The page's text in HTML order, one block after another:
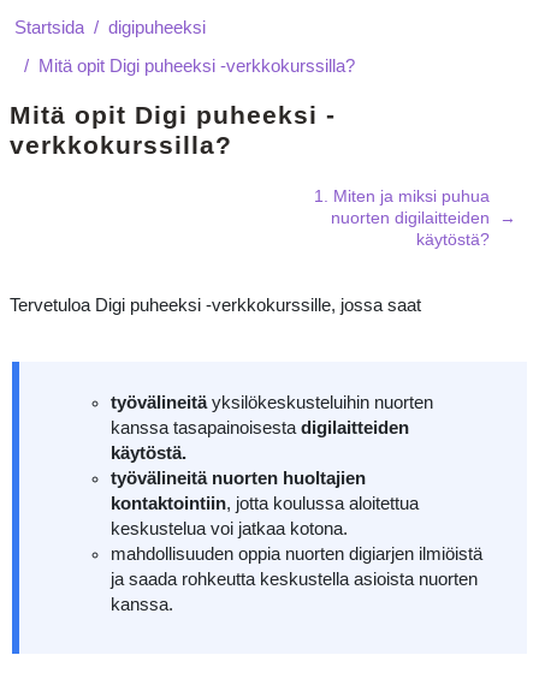
Startsida
digipuheeksi
Mitä opit Digi puheeksi -verkkokurssilla?
Mitä opit Digi puheeksi -
verkkokurssilla?
→
1. Miten ja miksi puhua
nuorten digilaitteiden
käytöstä?
Tervetuloa Digi puheeksi -verkkokurssille, jossa saat
työvälineitäyksilökeskusteluihin nuorten
kanssa tasapainoisestadigilaitteiden
käytöstä.
työvälineitä nuorten huoltajien
kontaktointiin, jotta koulussa aloitettua
keskustelua voi jatkaa kotona.
mahdollisuuden oppia nuorten digiarjen ilmiöistä
ja saada rohkeutta keskustella asioista nuorten
kanssa.